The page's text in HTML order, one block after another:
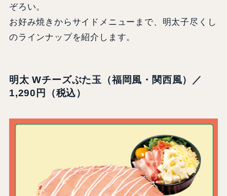
ぞろい。
お好み焼きからサイドメニューまで、明太子尽くし
のラインナップを紹介します。
明太 Wチーズぶた玉（福岡風・関西風）／
1,290円（税込）